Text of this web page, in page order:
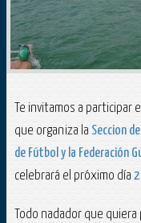
Te invitamos a participar
que organiza la Seccion
de Fútbol y la Federación
celebrará el próximo día
Todo nadador que